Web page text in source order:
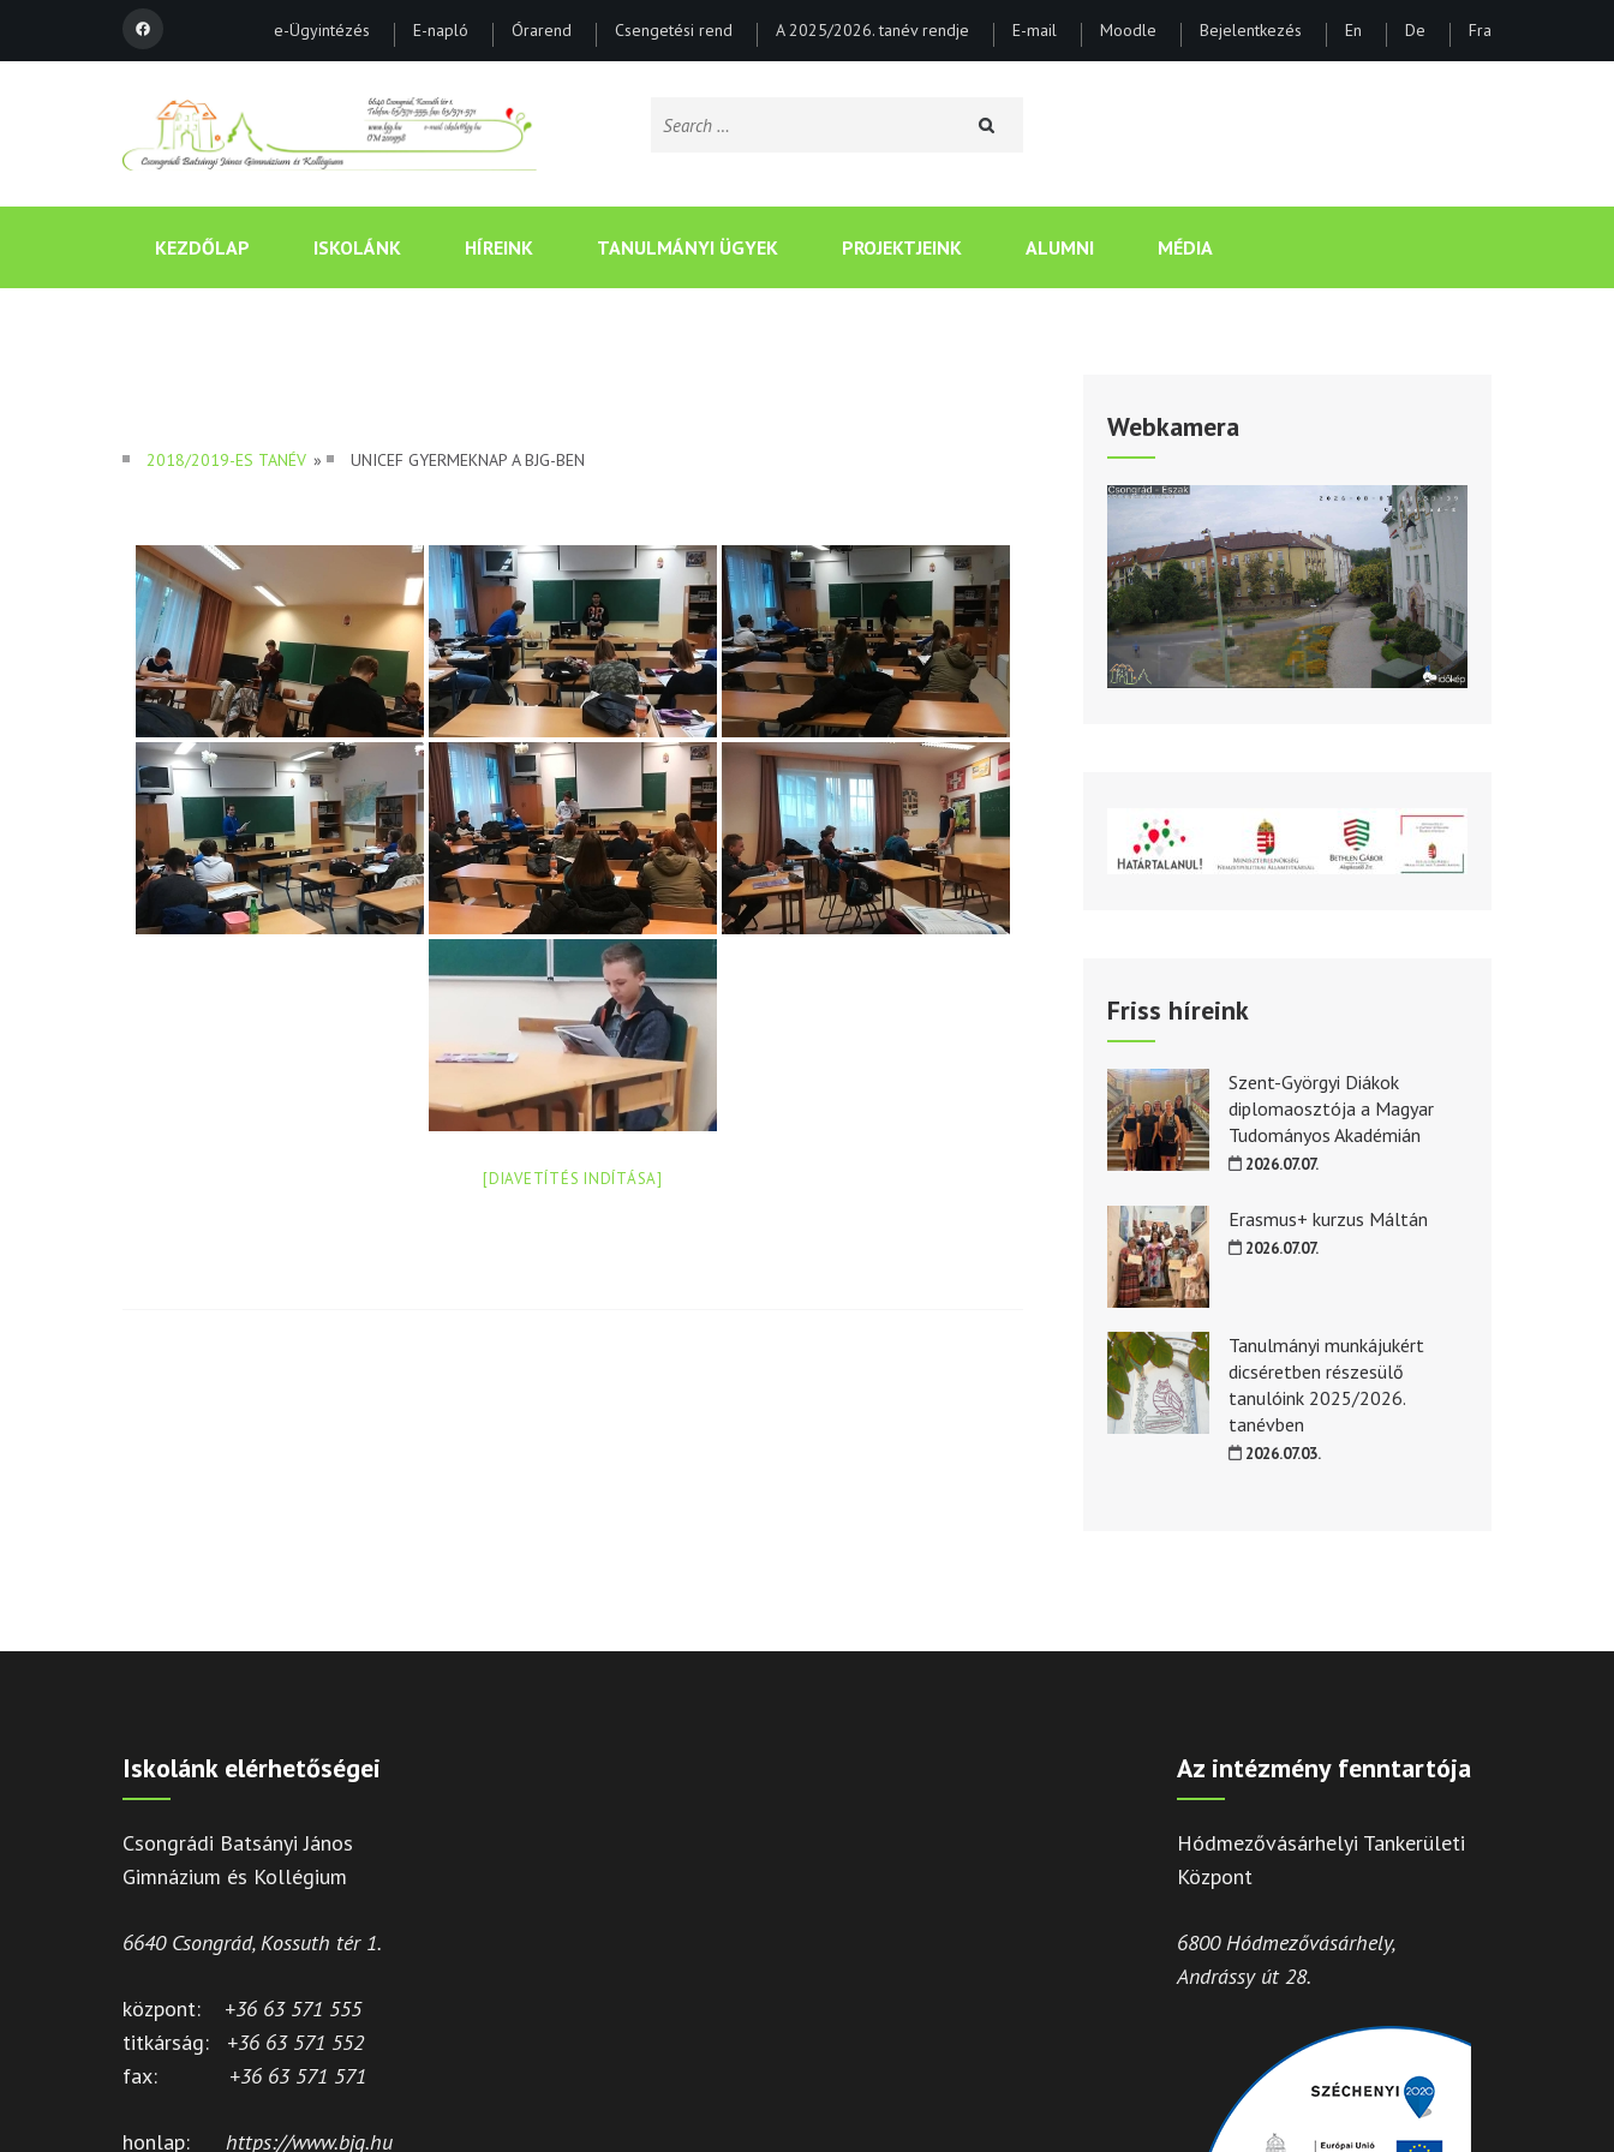
e-Ügyintézés E-napló Órarend Csengetési rend A 2025/2026. tanév rendje E-mail Moodle Bejelentkezés En De Fra
Search
KEZDŐLAP ISKOLÁNK HÍREINK TANULMÁNYI ÜGYEK PROJEKTJEINK ALUMNI MÉDIA
2018/2019-ES TANÉV » UNICEF GYERMEKNAP A BJG-BEN
[DIAVETÍTÉS INDÍTÁSA]
Webkamera
Friss híreink
Szent-Györgyi Diákok
diplomaosztója a Magyar
Tudományos Akadémián
2026.07.07.
Erasmus+ kurzus Máltán
2026.07.07.
Tanulmányi munkájukért
dicséretben részesülő
tanulóink 2025/2026.
tanévben
2026.07.03.
Iskolánk elérhetőségei
Csongrádi Batsányi János
Gimnázium és Kollégium
6640 Csongrád, Kossuth tér 1.
központ: +36 63 571 555
titkárság: +36 63 571 552
fax: +36 63 571 571
honlap: https://www.bjg.hu
Az intézmény fenntartója
Hódmezővásárhelyi Tankerületi
Központ
6800 Hódmezővásárhely,
Andrássy út 28.